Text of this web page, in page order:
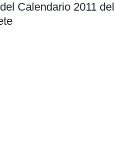
Calendario 2011 del